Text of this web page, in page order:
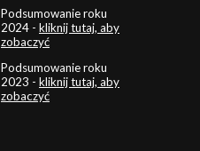
Podsumowanie roku
2024 - kliknij tutaj, aby
zobaczyć
Podsumowanie roku
2023 - kliknij tutaj, aby
zobaczyć